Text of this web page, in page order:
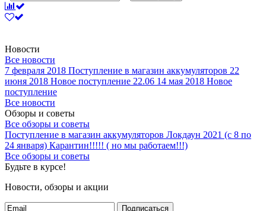
Новости
Все новости
7 февраля 2018 Поступление в магазин аккумуляторов 22
июня 2018 Новое поступление 22.06 14 мая 2018 Новое
поступление
Все новости
Обзоры и советы
Все обзоры и советы
Поступление в магазин аккумуляторов Локдаун 2021 (с 8 по
24 января) Карантин!!!!! ( но мы работаем!!!)
Все обзоры и советы
Будьте в курсе!
Новости, обзоры и акции
Подписаться